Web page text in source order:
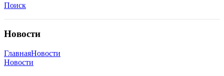
Поиск
Новости
ГлавнаяНовости
Новости